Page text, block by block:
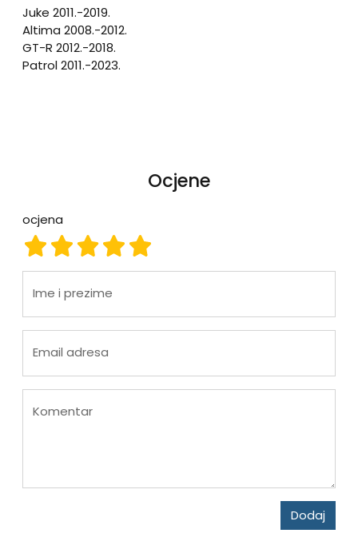
Juke 2011.-2019.
Altima 2008.-2012.
GT-R 2012.-2018.
Patrol 2011.-2023.
Ocjene
ocjena
ocjena 5
ocjena 4
ocjena 3
ocjena 2
ocjena 1
Ime i prezime
Email adresa
Komentar
Dodaj